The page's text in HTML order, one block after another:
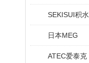
SEKISUI积水
日本MEG
ATEC爱泰克